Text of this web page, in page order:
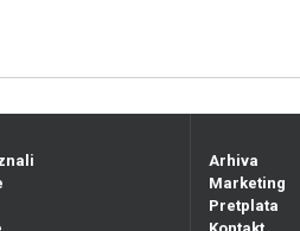
Arhiva
Marketing
Pretplata